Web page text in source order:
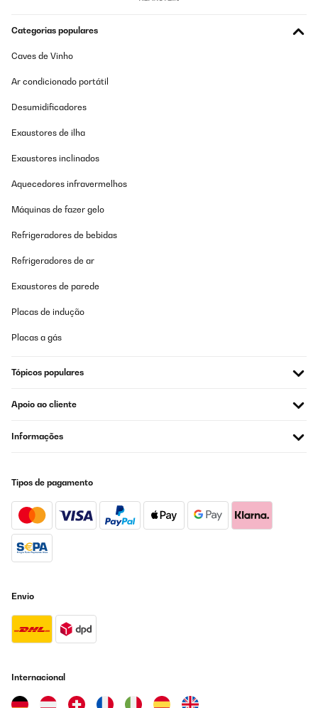
Categorias populares
Caves de Vinho
Ar condicionado portátil
Desumidificadores
Exaustores de ilha
Exaustores inclinados
Aquecedores infravermelhos
Máquinas de fazer gelo
Refrigeradores de bebidas
Refrigeradores de ar
Exaustores de parede
Placas de indução
Placas a gás
Tópicos populares
Apoio ao cliente
Informações
Tipos de pagamento
Envio
Internacional